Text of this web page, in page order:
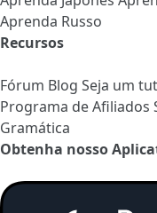
Aprenda Russo
Recursos
Fórum Blog Seja um
Programa de Afiliados
Gramática
Obtenha nosso